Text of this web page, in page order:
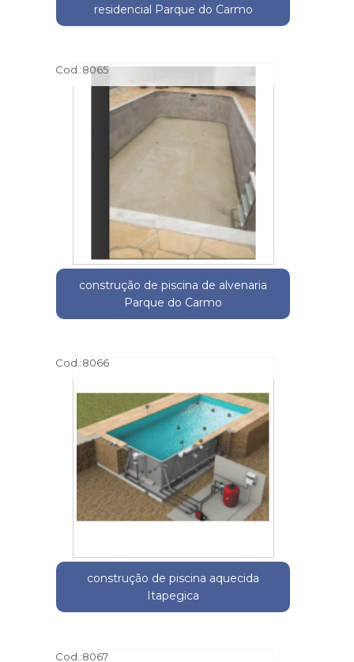
residencial Parque do Carmo
Cod.:8065
construção de piscina de alvenaria
Parque do Carmo
Cod.:8066
construção de piscina aquecida
Itapegica
Cod.:8067